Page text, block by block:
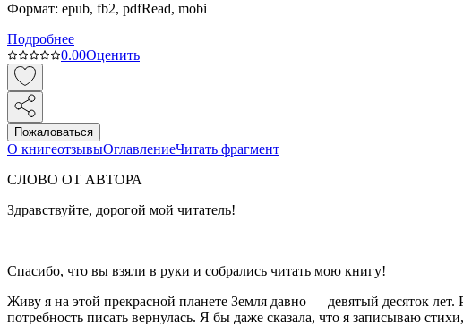
Формат: epub, fb2, pdfRead, mobi
Подробнее
0.00Оценить
Пожаловаться
О книгеотзывыОглавлениеЧитать фрагмент
СЛОВО ОТ АВТОРА
Здравствуйте, дорогой мой читатель!
Спасибо, что вы взяли в руки и собрались читать мою книгу!
Живу я на этой прекрасной планете Земля давно — девятый десяток
потребность писать вернулась. Я бы даже сказала, что я записываю